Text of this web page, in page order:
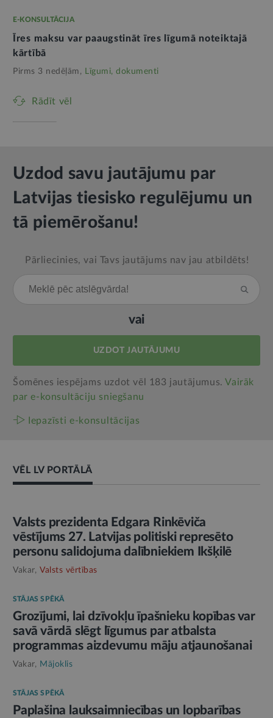
E-KONSULTĀCIJA
Īres maksu var paaugstināt īres līgumā noteiktajā
kārtībā
Pirms 3 nedēļām, Līgumi, dokumenti
Rādīt vēl
Uzdod savu jautājumu par
Latvijas tiesisko regulējumu un
tā piemērošanu!
Pārliecinies, vai Tavs jautājums nav jau atbildēts!
vai
UZDOT JAUTĀJUMU
Šomēnes iespējams uzdot vēl 183 jautājumus.Vairāk
par e‑konsultāciju sniegšanu
Iepazīsti e-konsultācijas
VĒL LV PORTĀLĀ
AMATPERSONAS RUNA
Valsts prezidenta Edgara Rinkēviča
vēstījums 27. Latvijas politiski represēto
personu salidojuma dalībniekiem Ikšķilē
Vakar, Valsts vērtības
STĀJAS SPĒKĀ
Grozījumi, lai dzīvokļu īpašnieku kopības var
savā vārdā slēgt līgumus par atbalsta
programmas aizdevumu māju atjaunošanai
Vakar, Mājoklis
STĀJAS SPĒKĀ
Paplašina lauksaimniecības un lopbarības